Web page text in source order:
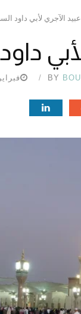
الآجري لأبي داود
BY فبراير 15,